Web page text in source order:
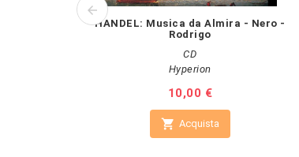
HANDEL: Musica da Almira - Nero -
Rodrigo
CD
Hyperion
Prezzo
10,00 €
 Acquista